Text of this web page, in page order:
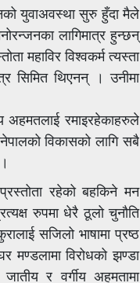
युवाअवस्था सुरु हुँदा मैले
लागिमात्र हुन्छन्
महाविर विश्वकर्म त्यस्ता
सिमित थिएनन् । उनीमा
अहमतलाई रमाइरहेकाहरुले
विकासको लागि सबै
रहेको बहकिने मन
रुपमा धेरै ठूलो चुनौति
सजिलो भाषामा प्रष्ठ
मण्डलामा विरोधको झण्डा
र वर्गीय अहमतामा